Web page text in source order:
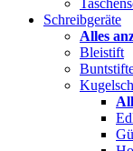
Schreibgeräte
Alles
Bleistift